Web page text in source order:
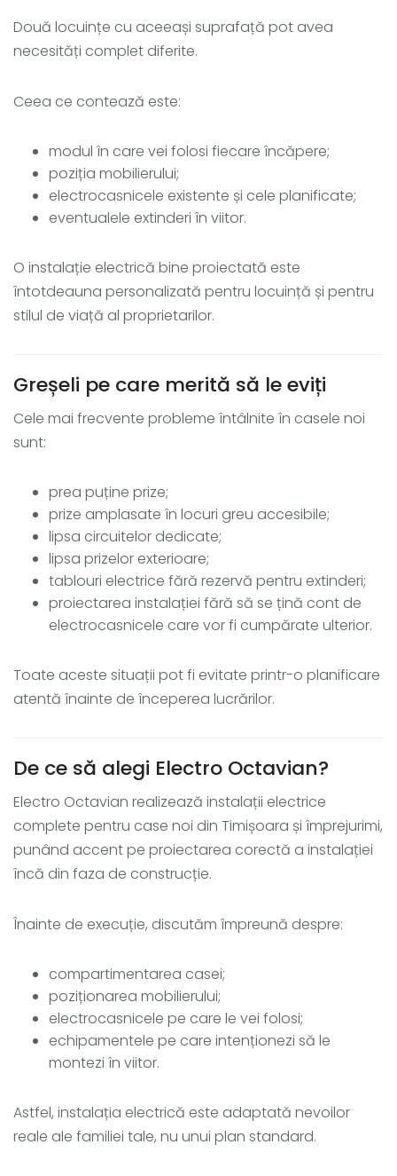
Două locuințe cu aceeași suprafață pot avea
necesități complet diferite.
Ceea ce contează este:
modul în care vei folosi fiecare încăpere;
poziția mobilierului;
electrocasnicele existente și cele planificate;
eventualele extinderi în viitor.
O instalație electrică bine proiectată este
întotdeauna personalizată pentru locuință și pentru
stilul de viață al proprietarilor.
Greșeli pe care merită să le eviți
Cele mai frecvente probleme întâlnite în casele noi
sunt:
prea puține prize;
prize amplasate în locuri greu accesibile;
lipsa circuitelor dedicate;
lipsa prizelor exterioare;
tablouri electrice fără rezervă pentru extinderi;
proiectarea instalației fără să se țină cont de
electrocasnicele care vor fi cumpărate ulterior.
Toate aceste situații pot fi evitate printr-o planificare
atentă înainte de începerea lucrărilor.
De ce să alegi Electro Octavian?
Electro Octavian realizează instalații electrice
complete pentru case noi din Timișoara și împrejurimi,
punând accent pe proiectarea corectă a instalației
încă din faza de construcție.
Înainte de execuție, discutăm împreună despre:
compartimentarea casei;
poziționarea mobilierului;
electrocasnicele pe care le vei folosi;
echipamentele pe care intenționezi să le
montezi în viitor.
Astfel, instalația electrică este adaptată nevoilor
reale ale familiei tale, nu unui plan standard.